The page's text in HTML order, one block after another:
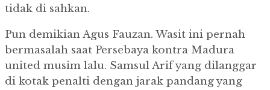
tidak di sahkan.
Pun demikian Agus Fauzan. Wasit ini pernah
bermasalah saat Persebaya kontra Madura
united musim lalu. Samsul Arif yang dilanggar
di kotak penalti dengan jarak pandang yang